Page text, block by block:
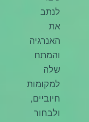
לנתב
את
האנרגיה
והמתח
שלה
למקומות
חיוביים,
ולבחור